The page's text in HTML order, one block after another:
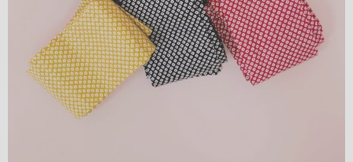
Pagos